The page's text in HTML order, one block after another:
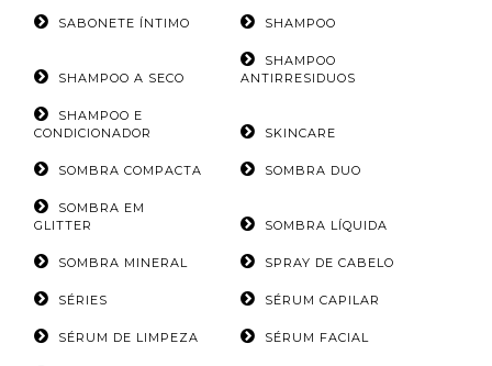
SABONETE ÍNTIMO SHAMPOO
SHAMPOO A SECO
SHAMPOO
ANTIRRESIDUOS
SHAMPOO E
CONDICIONADOR
SKINCARE
SOMBRA COMPACTA SOMBRA DUO
SOMBRA EM
GLITTER
SOMBRA LÍQUIDA
SOMBRA MINERAL SPRAY DE CABELO
SÉRIES SÉRUM CAPILAR
SÉRUM DE LIMPEZA SÉRUM FACIAL